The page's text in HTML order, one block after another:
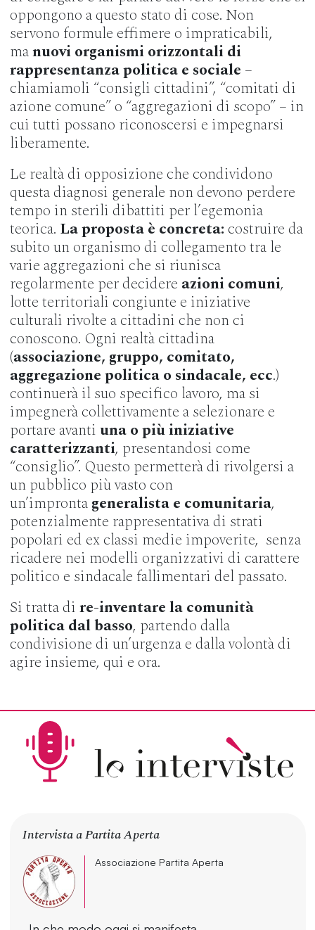
oppongono a questo stato di cose. Non
servono formule effimere o impraticabili,
manuovi organismi orizzontali di
rappresentanza politica e sociale –
chiamiamoli “consigli cittadini”, “comitati di
azione comune” o “aggregazioni di scopo” – in
cui tutti possano riconoscersi e impegnarsi
liberamente.
Le realtà di opposizione che condividono
questa diagnosi generale non devono perdere
tempo in sterili dibattiti per l’egemonia
teorica. La proposta è concreta: costruire da
subito un organismo di collegamento tra le
varie aggregazioni che si riunisca
regolarmente per decidere azioni comuni,
lotte territoriali congiunte e iniziative
culturali rivolte a cittadini che non ci
conoscono. Ogni realtà cittadina
(associazione, gruppo, comitato,
aggregazione politica o sindacale, ecc.)
continuerà il suo specifico lavoro, ma si
impegnerà collettivamente a selezionare e
portare avantiuna o più iniziative
caratterizzanti, presentandosi come
“consiglio”. Questo permetterà di rivolgersi a
un pubblico più vasto con
un’improntageneralista e comunitaria,
potenzialmente rappresentativa di strati
popolari ed ex classi medie impoverite, senza
ricadere nei modelli organizzativi di carattere
politico e sindacale fallimentari del passato.
Si tratta dire-inventare la comunità
politica dal basso, partendo dalla
condivisione di un’urgenza e dalla volontà di
agire insieme, qui e ora.
Intervista a Partita Aperta
Associazione Partita Aperta